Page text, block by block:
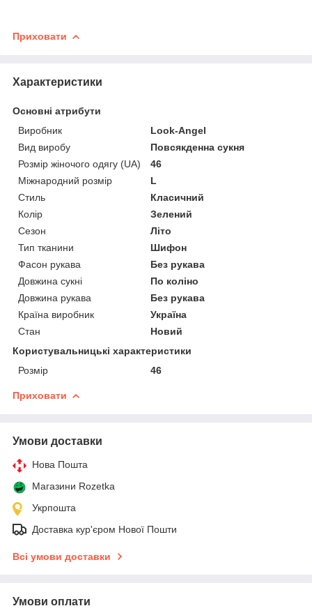
Приховати
Характеристики
Основні атрибути
Виробник
Look-Angel
Вид виробу
Повсякденна сукня
Розмір жіночого одягу (UA)
46
Міжнародний розмір
L
Стиль
Класичний
Колір
Зелений
Сезон
Літо
Тип тканини
Шифон
Фасон рукава
Без рукава
Довжина сукні
По коліно
Довжина рукава
Без рукава
Країна виробник
Україна
Стан
Новий
Користувальницькі характеристики
Розмір
46
Приховати
Умови доставки
Нова Пошта
Магазини Rozetka
Укрпошта
Доставка кур'єром Нової Пошти
Всі умови доставки
Умови оплати